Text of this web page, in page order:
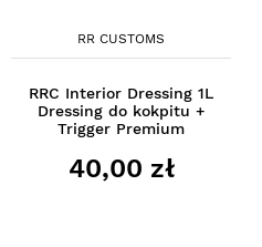
RR CUSTOMS
RRC Interior Dressing 1L
Dressing do kokpitu +
Trigger Premium
40,00 zł